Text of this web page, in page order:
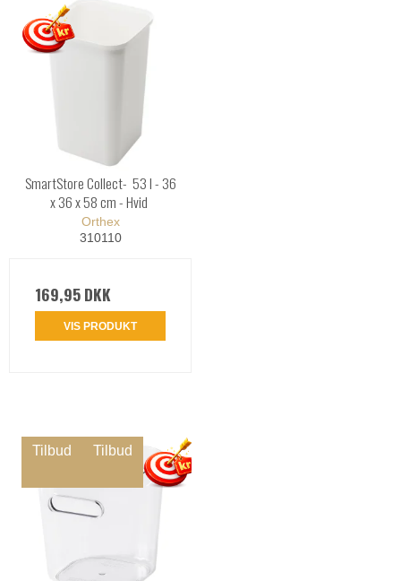
SmartStore Collect- 53 l - 36
x 36 x 58 cm - Hvid
Orthex
310110
169,95 DKK
VIS PRODUKT
Tilbud Tilbud